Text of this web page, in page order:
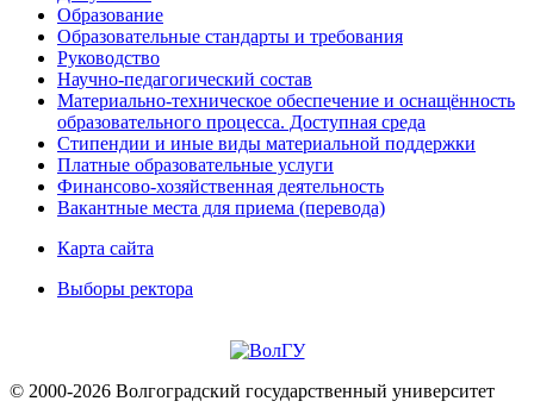
Образование
Образовательные стандарты и требования
Руководство
Научно-педагогический состав
Материально-техническое обеспечение и оснащённость
образовательного процесса. Доступная среда
Стипендии и иные виды материальной поддержки
Платные образовательные услуги
Финансово-хозяйственная деятельность
Вакантные места для приема (перевода)
Карта сайта
Выборы ректора
© 2000-2026 Волгоградский государственный университет